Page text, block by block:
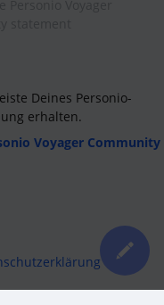
Deines Personio-
erhalten.
Voyager Community